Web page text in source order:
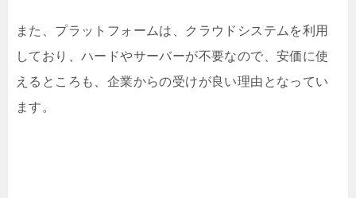
また、プラットフォームは、クラウドシステムを利用
しており、ハードやサーバーが不要なので、安価に使
えるところも、企業からの受けが良い理由となってい
ます。